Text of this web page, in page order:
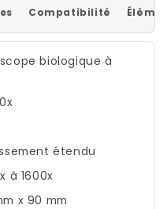
Compatibilité
biologique à
étendu
à 1600x
x 90 mm